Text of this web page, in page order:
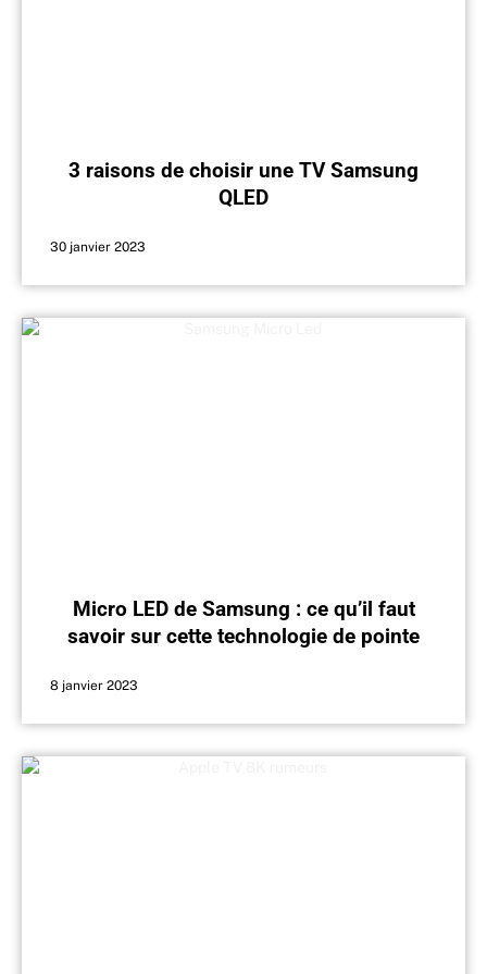
3 raisons de choisir une TV Samsung
QLED
30 janvier 2023
Micro LED de Samsung : ce qu’il faut
savoir sur cette technologie de pointe
8 janvier 2023